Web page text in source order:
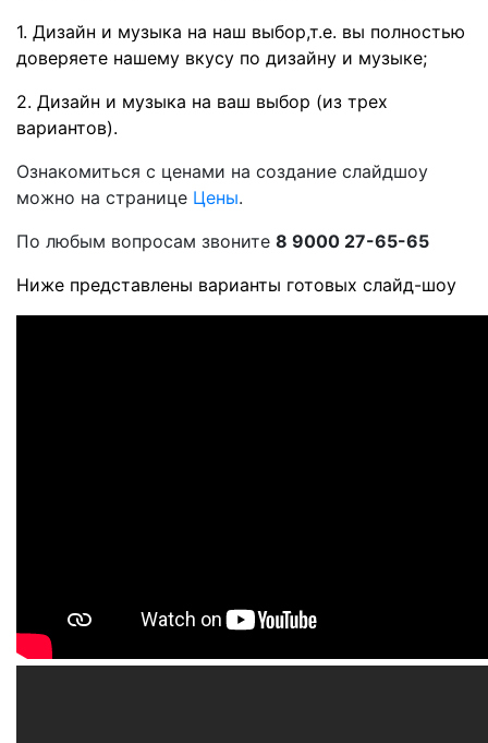
1. Дизайн и музыка на наш выбор,т.е. вы полностью
доверяете нашему вкусу по дизайну и музыке;
2. Дизайн и музыка на ваш выбор (из трех
вариантов).
Ознакомиться с ценами на создание слайдшоу
можно на странице Цены.
По любым вопросам звоните 8 9000 27-65-65
Ниже представлены варианты готовых слайд-шоу